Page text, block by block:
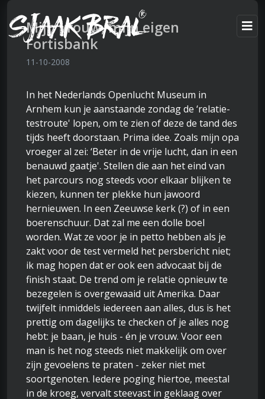
Mijn vrouw, mijn eigen
Fortisbank
11-10-2008
In het Nederlands Openlucht Museum in
Arnhem kun je aanstaande zondag de ‘relatie-
testroute' lopen, om te zien of deze de tand des
tijds heeft doorstaan. Prima idee. Zoals mijn opa
vroeger al zei: ‘Beter in de vrije lucht, dan in een
benauwd gaatje'. Stellen die aan het eind van
het parcours nog steeds voor elkaar blijken te
kiezen, kunnen ter plekke hun jawoord
hernieuwen. In een Zeeuwse kerk (?) of in een
boerenschuur. Dat zal me een dolle boel
worden. Wat ze voor je in petto hebben als je
zakt voor de test vermeld het persbericht niet;
ik mag hopen dat er ook een advocaat bij de
finish staat. De trend om je relatie opnieuw te
bezegelen is overgewaaid uit Amerika. Daar
twijfelt inmiddels iedereen aan alles, dus is het
prettig om dagelijks te checken of je alles nog
hebt: je baan, je huis - én je vrouw. Voor een
man is het nog steeds niet makkelijk om over
zijn gevoelens te praten - zeker niet met
soortgenoten. Iedere poging hiertoe, meestal
in de kroeg, vervalt steevast in geklaag over